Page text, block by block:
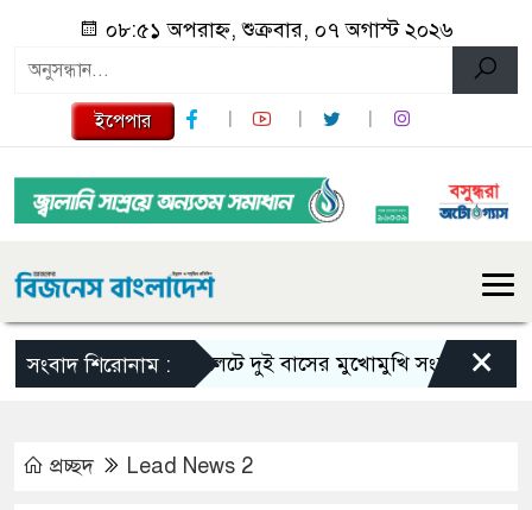
০৮:৫১ অপরাহ্ন, শুক্রবার, ০৭ অগাস্ট ২০২৬
ইপেপার
সংবাদ শিরোনাম :সিলেটে দুই বাসের মুখোমুখি সংঘর্ষে নিহত বেড়ে ৯
×
প্রচ্ছদ Lead News 2